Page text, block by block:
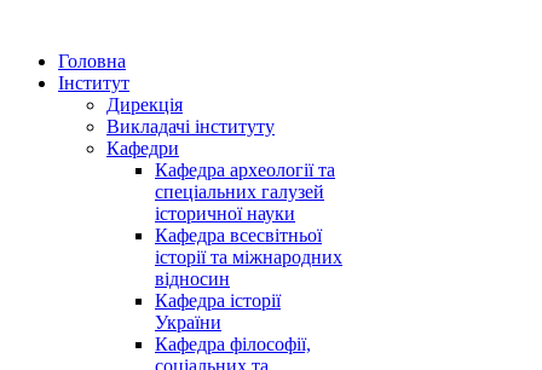
Головна
Інститут
Дирекція
Викладачі інституту
Кафедри
Кафедра археології та
спеціальних галузей
історичної науки
Кафедра всесвітньої
історії та міжнародних
відносин
Кафедра історії
України
Кафедра філософії,
соціальних та